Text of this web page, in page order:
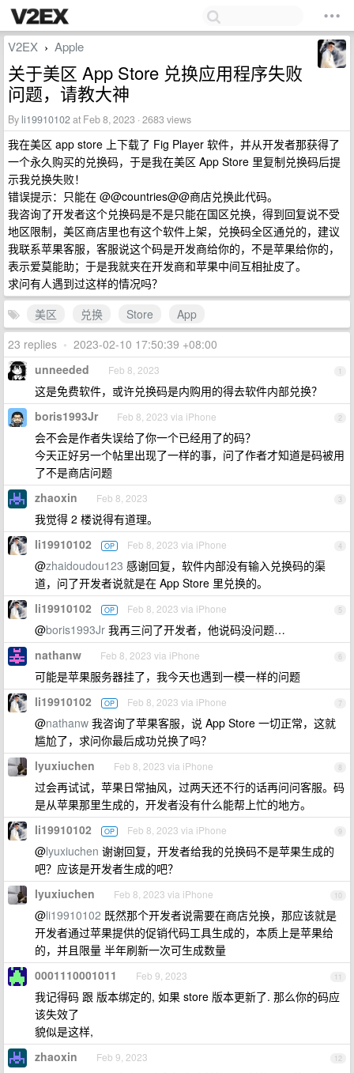
V2EX › Apple
关于美区 App Store 兑换应用程序失败
问题，请教大神
By li19910102at Feb 8, 2023 · 2683 views
我在美区 app store 上下载了 Fig Player 软件，并从开发者那获得了
一个永久购买的兑换码，于是我在美区 App Store 里复制兑换码后提
示我兑换失败！
错误提示：只能在 @@countries@@商店兑换此代码。
我咨询了开发者这个兑换码是不是只能在国区兑换，得到回复说不受
地区限制，美区商店里也有这个软件上架，兑换码全区通兑的，建议
我联系苹果客服，客服说这个码是开发商给你的，不是苹果给你的，
表示爱莫能助；于是我就夹在开发商和苹果中间互相扯皮了。
求问有人遇到过这样的情况吗？
美区
兑换 Store
App
23 replies • 2023-02-10 17:50:39 +08:00
1
unneeded Feb 8, 2023
这是免费软件，或许兑换码是内购用的得去软件内部兑换？
2
boris1993Jr Feb 8, 2023 via iPhone
会不会是作者失误给了你一个已经用了的码？
今天正好另一个帖里出现了一样的事，问了作者才知道是码被用
了不是商店问题
3
zhaoxin Feb 8, 2023
我觉得 2 楼说得有道理。
4
li19910102 OP Feb 8, 2023 via iPhone
@zhaidoudou123 感谢回复，软件内部没有输入兑换码的渠
道，问了开发者说就是在 App Store 里兑换的。
5
li19910102 OP Feb 8, 2023 via iPhone
@boris1993Jr 我再三问了开发者，他说码没问题…
6
nathanw Feb 8, 2023 via iPhone
可能是苹果服务器挂了，我今天也遇到一模一样的问题
7
li19910102 OP Feb 8, 2023 via iPhone
@nathanw 我咨询了苹果客服，说 App Store 一切正常，这就
尴尬了，求问你最后成功兑换了吗？
8
lyuxiuchen Feb 8, 2023 via iPhone
过会再试试，苹果日常抽风，过两天还不行的话再问问客服。码
是从苹果那里生成的，开发者没有什么能帮上忙的地方。
9
li19910102 OP Feb 8, 2023 via iPhone
@lyuxiuchen 谢谢回复，开发者给我的兑换码不是苹果生成的
吧？应该是开发者生成的吧？
10
lyuxiuchen Feb 8, 2023 via iPhone
@li19910102 既然那个开发者说需要在商店兑换，那应该就是
开发者通过苹果提供的促销代码工具生成的，本质上是苹果给
的，并且限量 半年刷新一次可生成数量
11
0001110001011 Feb 9, 2023
我记得码 跟 版本绑定的, 如果 store 版本更新了. 那么你的码应
该失效了
貌似是这样,
12
zhaoxin Feb 9, 2023